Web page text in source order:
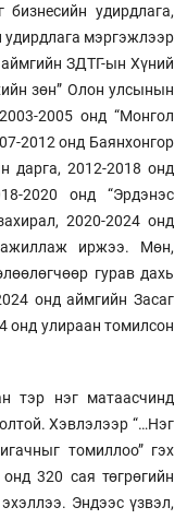
удирдлага,
удирдлага мэргэжлээр
аймгийн ЗДТГ-ын Хүний
зөн” Олон улсынын
2005 онд “Монгол
2012 онд Баянхонгор
дарга, 2012-2018 онд
2020 онд “Эрдэнэс
2020-2024 онд
ажиллаж иржээ. Мөн,
гурав дахь
онд аймгийн Засаг
онд улираан томилсон
тэр нэг матаасчинд
Хэвлэлээр “…Нэг
томиллоо” гэх
320 сая төгрөгийн
Эндээс үзвэл,